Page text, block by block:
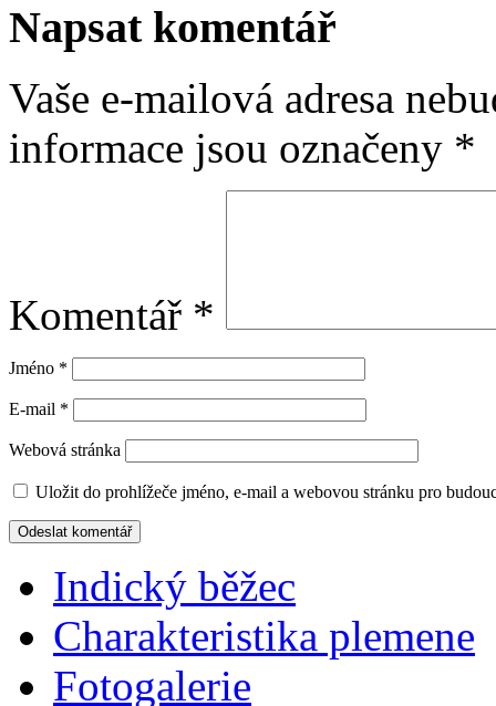
Napsat komentář
Vaše e-mailová adresa
informace jsou označeny *
Komentář *
Jméno *
E-mail *
Webová stránka
Uložit do prohlížeče jméno, e-mail a webovou stránku pro
Indický běžec
Charakteristika plemene
Fotogalerie